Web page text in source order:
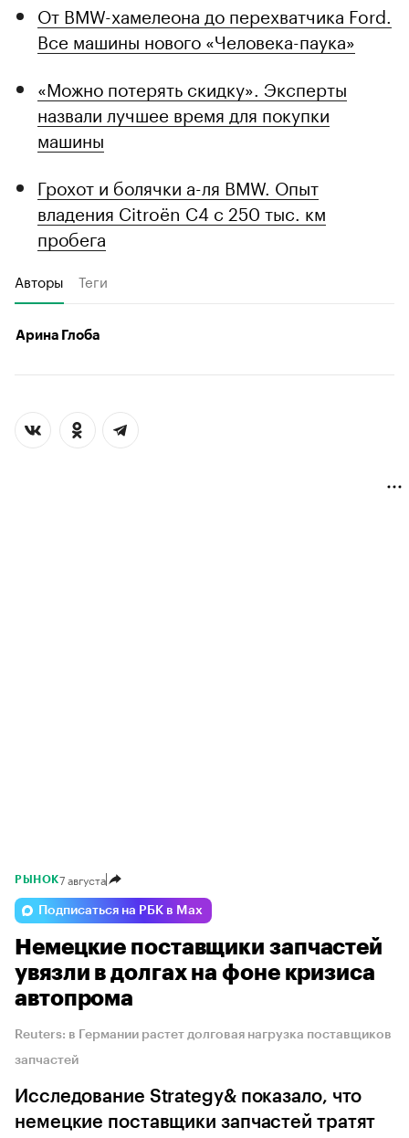
От BMW-хамелеона до перехватчика Ford.
Все машины нового «Человека-паука»
«Можно потерять скидку». Эксперты
назвали лучшее время для покупки
машины
Грохот и болячки а-ля BMW. Опыт
владения Citroёn C4 с 250 тыс. км
пробега
Авторы Теги
Арина Глоба
РЫНОК7 августа
Подписаться на РБК в Max
Немецкие поставщики запчастей
увязли в долгах на фоне кризиса
автопрома
Reuters: в Германии растет долговая нагрузка поставщиков
запчастей
Исследование Strategy& показало, что
немецкие поставщики запчастей тратят